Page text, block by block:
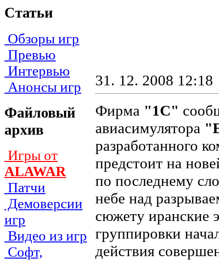
Статьи
Обзоры игр
Превью
Интервью
Анонсы игр
Файловый
архив
Игры от
ALAWAR
Патчи
Демоверсии
игр
Видео из игр
Софт,
31. 12. 2008 12:18
Фирма "1С"
авиасимулятора
разработанного
предстоит на
по последнему
небе над
сюжету иранские
группировки
действия